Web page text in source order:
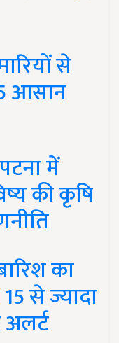
से
आसान
में
की कृषि
का
से ज्यादा